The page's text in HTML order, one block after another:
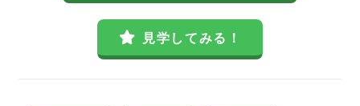
見学してみる！